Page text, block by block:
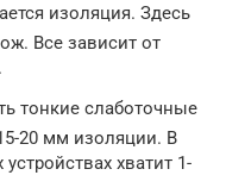
изоляция. Здесь
Все зависит от
тонкие слаботочные
20 мм изоляции. В
хватит 1-